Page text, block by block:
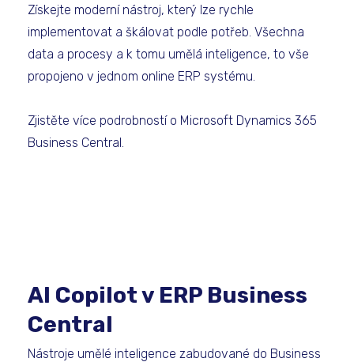
Získejte moderní nástroj, který lze rychle
implementovat a škálovat podle potřeb. Všechna
data a procesy a k tomu umělá inteligence, to vše
propojeno v jednom online ERP systému.
Zjistěte více podrobností o Microsoft Dynamics 365
Business Central.
AI Copilot v ERP Business
Central
Nástroje umělé inteligence zabudované do Business